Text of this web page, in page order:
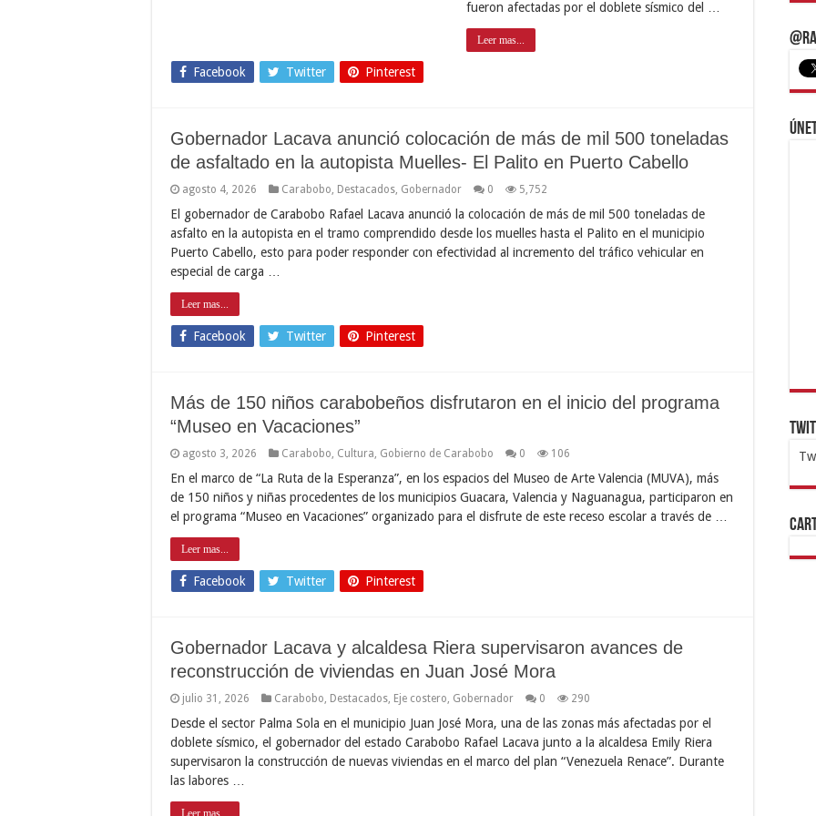
fueron afectadas por el doblete sísmico del …
Leer mas...
Facebook Twitter Pinterest
Gobernador Lacava anunció colocación de más de mil 500 toneladas
de asfaltado en la autopista Muelles- El Palito en Puerto Cabello
agosto 4, 2026 Carabobo Destacados Gobernador 0 5,752
El gobernador de Carabobo Rafael Lacava anunció la colocación de más de mil 500 toneladas de
asfalto en la autopista en el tramo comprendido desde los muelles hasta el Palito en el municipio
Puerto Cabello, esto para poder responder con efectividad al incremento del tráfico vehicular en
especial de carga …
Leer mas...
Facebook Twitter Pinterest
Más de 150 niños carabobeños disfrutaron en el inicio del programa
“Museo en Vacaciones”
agosto 3, 2026 Carabobo Cultura Gobierno de Carabobo 0 106
En el marco de “La Ruta de la Esperanza”, en los espacios del Museo de Arte Valencia (MUVA), más
de 150 niños y niñas procedentes de los municipios Guacara, Valencia y Naguanagua, participaron en
el programa “Museo en Vacaciones” organizado para el disfrute de este receso escolar a través de …
Leer mas...
Facebook Twitter Pinterest
Gobernador Lacava y alcaldesa Riera supervisaron avances de
reconstrucción de viviendas en Juan José Mora
julio 31, 2026 Carabobo Destacados Eje costero Gobernador 0 290
Desde el sector Palma Sola en el municipio Juan José Mora, una de las zonas más afectadas por el
doblete sísmico, el gobernador del estado Carabobo Rafael Lacava junto a la alcaldesa Emily Riera
supervisaron la construcción de nuevas viviendas en el marco del plan “Venezuela Renace”. Durante
las labores …
Leer mas...